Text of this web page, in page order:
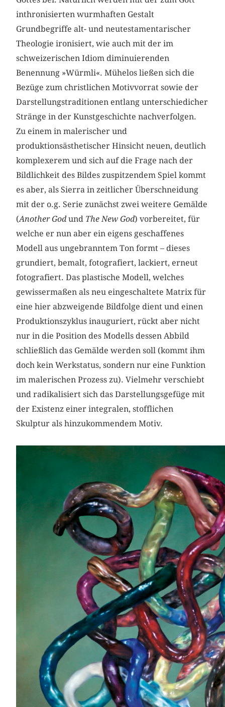
inthronisierten wurmhaften Gestalt
Grundbegriffe alt- und neutestamentarischer
Theologie ironisiert, wie auch mit der im
schweizerischen Idiom diminuierenden
Benennung »Würmli«. Mühelos ließen sich die
Bezüge zum christlichen Motivvorrat sowie der
Darstellungstraditionen entlang unterschiedicher
Stränge in der Kunstgeschichte nachverfolgen.
Zu einem in malerischer und
produktionsästhetischer Hinsicht neuen, deutlich
komplexerem und sich auf die Frage nach der
Bildlichkeit des Bildes zuspitzendem Spiel kommt
es aber, als Sierra in zeitlicher Überschneidung
mit der o.g. Serie zunächst zwei weitere Gemälde
(Another Godund The New God) vorbereitet, für
welche er nun aber ein eigens geschaffenes
Modell aus ungebranntem Ton formt – dieses
grundiert, bemalt, fotografiert, lackiert, erneut
fotografiert. Das plastische Modell, welches
gewissermaßen als neu eingeschaltete Matrix für
eine hier abzweigende Bildfolge dient und einen
Produktionszyklus inauguriert, rückt aber nicht
nur in die Position des Modells dessen Abbild
schließlich das Gemälde werden soll (kommt ihm
doch kein Werkstatus, sondern nur eine Funktion
im malerischen Prozess zu). Vielmehr verschiebt
und radikalisiert sich das Darstellungsgefüge mit
der Existenz einer integralen, stofflichen
Skulptur als hinzukommendem Motiv.